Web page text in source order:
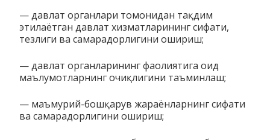
— давлат органлари томонидан тақдим
этилаётган давлат хизматларининг сифати,
тезлиги ва самарадорлигини ошириш;
— давлат органларининг фаолиятига оид
маълумотларнинг очиқлигини таъминлаш;
— маъмурий-бошқарув жараёнларнинг сифати
ва самарадорлигини ошириш;